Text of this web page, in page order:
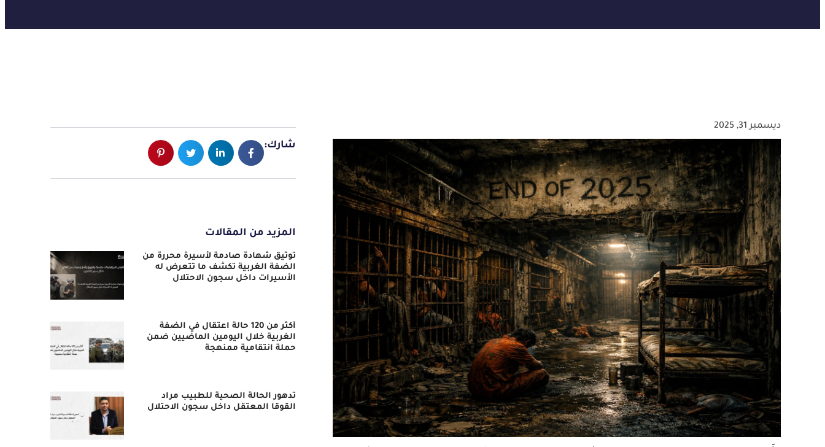
ديسمبر 31, 2025
شارك:
المزيد من المقالات
توثيق شهادة صادمة لأسيرة محررة من
الضفة الغربية تكشف ما تتعرض له
الأسيرات داخل سجون الاحتلال
أكثر من 120 حالة اعتقال في الضفة
الغربية خلال اليومين الماضيين ضمن
حملة انتقامية ممنهجة
تدهور الحالة الصحية للطبيب مراد
القوقا المعتقل داخل سجون الاحتلال